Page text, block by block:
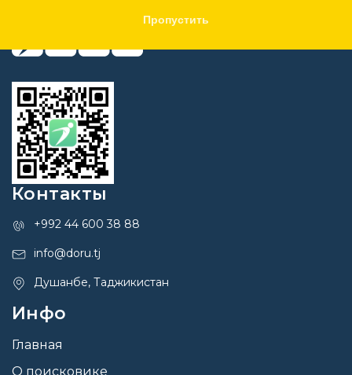
Пропустить
Контакты
+992 44 600 38 88
info@doru.tj
Душанбе, Таджикистан
Инфо
Главная
О поисковике